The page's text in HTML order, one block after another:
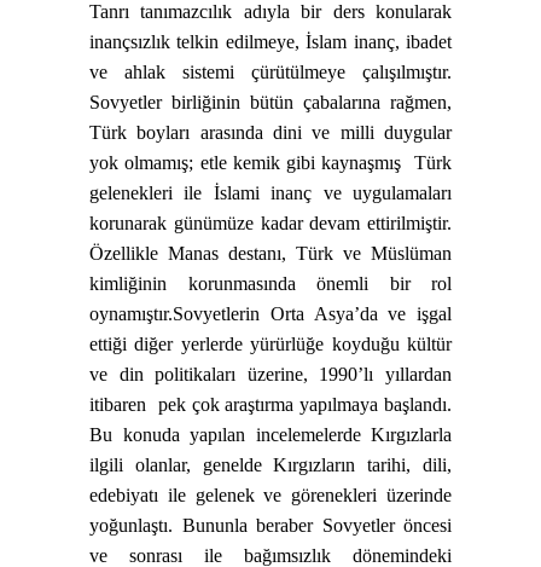
Tanrı tanımazcılık adıyla bir ders konularak
inançsızlık telkin edilmeye, İslam inanç, ibadet
ve ahlak sistemi çürütülmeye çalışılmıştır.
Sovyetler birliğinin bütün çabalarına rağmen,
Türk boyları arasında dini ve milli duygular
yok olmamış; etle kemik gibi kaynaşmış
Türk
gelenekleri ile İslami inanç ve uygulamaları
korunarak günümüze kadar devam ettirilmiştir.
Özellikle Manas destanı, Türk ve Müslüman
kimliğinin korunmasında önemli bir rol
oynamıştır.Sovyetlerin Orta Asya’da ve işgal
ettiği diğer yerlerde yürürlüğe koyduğu kültür
ve din politikaları üzerine, 1990’lı yıllardan
itibaren
pek çok araştırma yapılmaya başlandı.
Bu konuda yapılan incelemelerde Kırgızlarla
ilgili olanlar, genelde Kırgızların tarihi, dili,
edebiyatı ile gelenek ve görenekleri üzerinde
yoğunlaştı. Bununla beraber Sovyetler öncesi
ve sonrası ile bağımsızlık dönemindeki